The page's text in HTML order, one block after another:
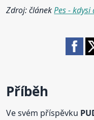
Zdroj: článekPes - kdysi
Příběh
Ve svém příspěvku